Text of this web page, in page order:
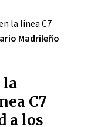
la línea C7
Madrileño
la
C7
a los